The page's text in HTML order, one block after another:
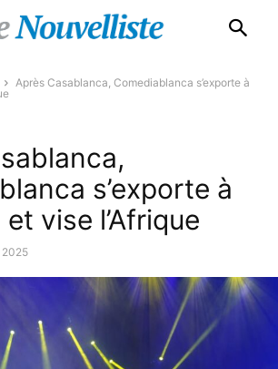
Après Casablanca, Comediablanca s’exporte à
s’exporte à
et vise l’Afrique
2025